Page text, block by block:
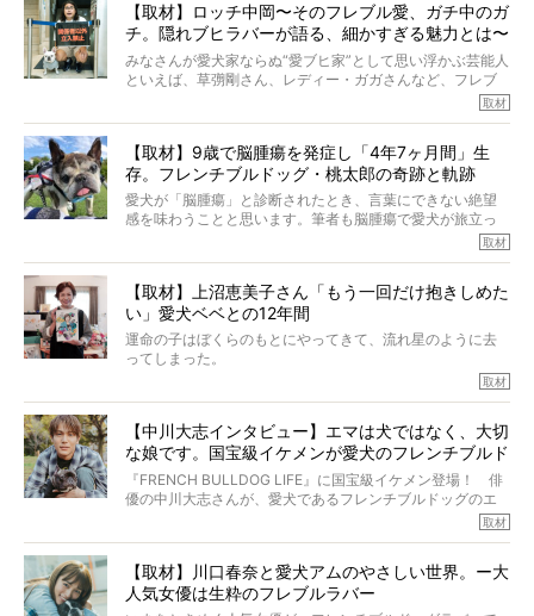
【取材】ロッチ中岡〜そのフレブル愛、ガチ中のガ
チ。隠れブヒラバーが語る、細かすぎる魅力とは〜
【前編】
みなさんが愛犬家ならぬ“愛ブヒ家”として思い浮かぶ芸能人
といえば、草彅剛さん、レディー・ガガさんなど、フレブ
ルを飼っている方が多いと思います。が、ロッチ中岡さん
んのインスタグラムを覗くと、たくさんのフレブルアカウ
ントがフォローされていて、わが『FRENCH BULLDOG
LIFE』モデルのnicoやトーラスも、その中の一頭。
そんな中岡さんに、フレブルの魅力を語っていただきまし
た。そのブヒ愛っぷりは、思ってた以上！ ガチ中のガチ
取材
【取材】9歳で脳腫瘍を発症し「4年7ヶ月間」生
存。フレンチブルドッグ・桃太郎の奇跡と軌跡
愛犬が「脳腫瘍」と診断されたとき、言葉にできない絶望
感を味わうことと思います。筆者も脳腫瘍で愛犬が旅立っ
たひとり。だからこそ、どれほど厄介で困難な病気かを理
ところが、フレンチブルドッグの桃太郎は9歳で脳腫瘍を発
症し、なんと4年7ヶ月間も生き抜いたのです。旅立ったと
きの年齢は13歳と11ヶ月、レジェンド級のレジェンドでし
た。さらには、治療後3年間は一度も発作が起きなかったと
いいます。
この事実はフレンチブルドッグだけでなく、脳腫瘍と闘う
太郎のオーナーである佐藤さんご夫婦に、治療の選択やケ
アについて詳しくお話しをうかがいました。
取材
【取材】上沼恵美子さん「もう一回だけ抱きしめた
い」愛犬ベベとの12年間
運命の子はぼくらのもとにやってきて、流れ星のように去
ってしまった。
り添いたいと思う。
その悲しみをいますぐ解消することはできないが、話をき
いて、泣いたり笑ったりするのもいいだろう。
こんな子だった、こんなにいい子だった、ほんとうに愛し
ていたと。
ぼくらは上沼恵美子さんのご自宅へ伺って、お話をきこう
と思った。
取材
【中川大志インタビュー】エマは犬ではなく、大切
な娘です。国宝級イケメンが愛犬のフレンチブルド
ッグと一緒に登場
『FRENCH BULLDOG LIFE』に国宝級イケメン登場！ 俳
優の中川大志さんが、愛犬であるフレンチブルドッグのエ
マちゃん（2歳の女の子）にメロメロとの情報を聞きつけ、
カエピソードが次から次へと飛び出しました。
取材
【取材】川口春奈と愛犬アムのやさしい世界。ー大
人気女優は生粋のフレブルラバー